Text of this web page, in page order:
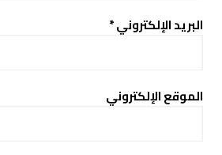
البريد الإلكتروني*
الموقع الإلكتروني